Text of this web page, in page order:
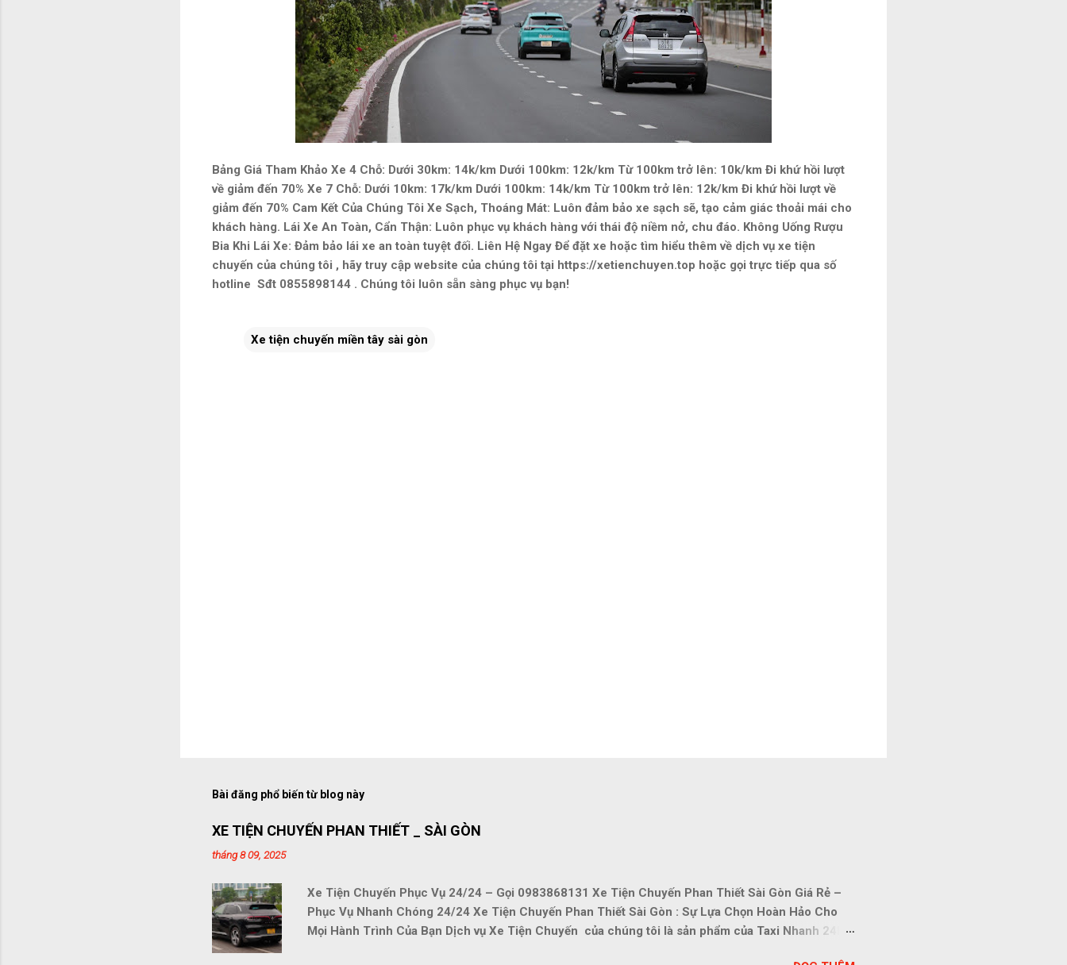
Bảng Giá Tham Khảo Xe 4 Chỗ: Dưới 30km: 14k/km Dưới 100km: 12k/km Từ 100km trở lên: 10k/km Đi khứ hồi lượt
về giảm đến 70% Xe 7 Chỗ: Dưới 10km: 17k/km Dưới 100km: 14k/km Từ 100km trở lên: 12k/km Đi khứ hồi lượt về
giảm đến 70% Cam Kết Của Chúng Tôi Xe Sạch, Thoáng Mát: Luôn đảm bảo xe sạch sẽ, tạo cảm giác thoải mái cho
khách hàng. Lái Xe An Toàn, Cẩn Thận: Luôn phục vụ khách hàng với thái độ niềm nở, chu đáo. Không Uống Rượu
Bia Khi Lái Xe: Đảm bảo lái xe an toàn tuyệt đối. Liên Hệ Ngay Để đặt xe hoặc tìm hiểu thêm về dịch vụ xe tiện
chuyến của chúng tôi , hãy truy cập website của chúng tôi tại https://xetienchuyen.top hoặc gọi trực tiếp qua số
hotline Sđt 0855898144 . Chúng tôi luôn sẵn sàng phục vụ bạn!
Xe tiện chuyến miền tây sài gòn
Bài đăng phổ biến từ blog này
XE TIỆN CHUYẾN PHAN THIẾT _ SÀI GÒN
tháng 8 09, 2025
Xe Tiện Chuyến Phục Vụ 24/24 – Gọi 0983868131 Xe Tiện Chuyến Phan Thiết Sài Gòn Giá Rẻ –
Phục Vụ Nhanh Chóng 24/24 Xe Tiện Chuyến Phan Thiết Sài Gòn : Sự Lựa Chọn Hoàn Hảo Cho
Mọi Hành Trình Của Bạn Dịch vụ Xe Tiện Chuyến của chúng tôi là sản phẩm của Taxi Nhanh 24H